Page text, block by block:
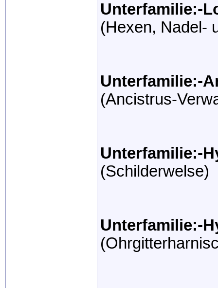
Unterfamilie:-
(Hexen, Nadel-
Unterfamilie:-
(Ancistrus-
Unterfamilie:-
(Schilderwelse)
Unterfamilie:-